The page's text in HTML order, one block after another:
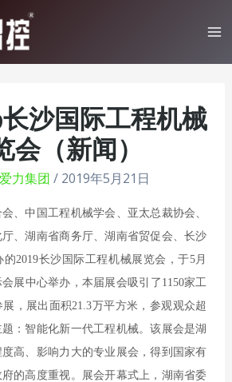
沙国际工程机械
会（新闻）
爱力集团 / 2019年5月21日
、中国工程机械学会、 亚太总裁协会、
、湖南省商务厅、湖南省贸促会、长沙
2019长沙国际工程机械展览会，于5月
展中心举办，本届展会吸引了1150家工
，展出面积21.3万平方米，参观观众超
：智能化新一代工程机械。该展会是湖
高、影响力大的专业展会，得到国家有
的高度重视。展会开幕式上，湖南省委